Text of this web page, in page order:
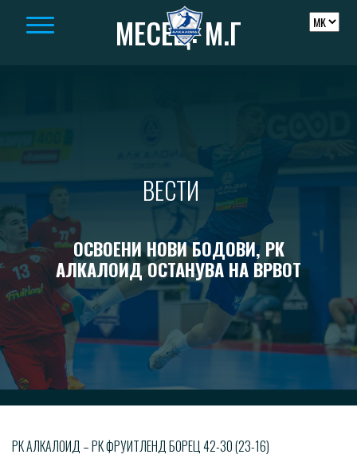
МЕСЕЦ:М.Г
ВЕСТИ
ОСВОЕНИ НОВИ БОДОВИ, РК
АЛКАЛОИД ОСТАНУВА НА ВРВОТ
РК АЛКАЛОИД – РК ФРУИТЛЕНД БОРЕЦ 42-30 (23-16)